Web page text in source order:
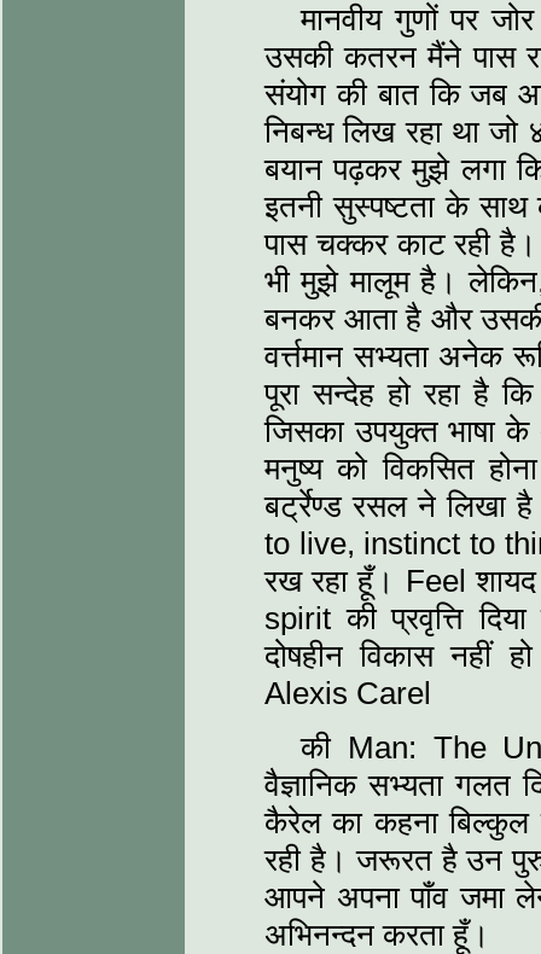
मानवीय गुणों पर
उसकी कतरन मैंने पास
संयोग की बात कि जब
निबन्‍ध लिख रहा था
बयान पढ़कर मुझे लगा
इतनी सुस्‍पष्‍टता के
पास चक्‍कर काट रही है।
भी मुझे मालूम है।
बनकर आता है और उसकी
वर्त्तमान सभ्‍यता अनेक
पूरा सन्‍देह हो रहा है
जिसका उपयुक्‍त भाषा के
मनुष्‍य को विकसित
बर्ट्रेण्‍ड रसल ने लिखा है
to live, instinct to
रख रहा हूँ। Feel
spirit की प्रवृत्ति
दोषहीन विकास
Alexis Carel
की Man: The
वैज्ञानिक सभ्‍यता गलत
कैरेल का कहना बिल्‍कुल
रही है। जरूरत है उन
आपने अपना पाँव जमा
अभिनन्‍दन करता हूँ।